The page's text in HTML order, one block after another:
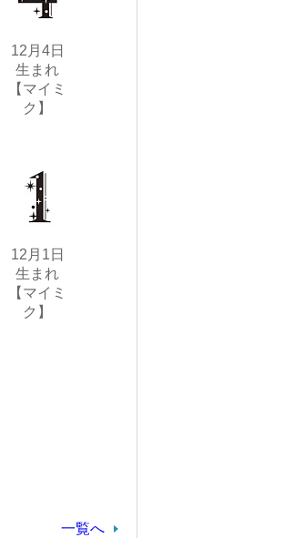
12月4日
生まれ
【マイミ
ク】
12月1日
生まれ
【マイミ
ク】
一覧へ